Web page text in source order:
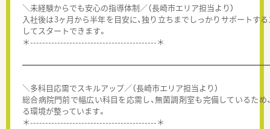
＼未経験からでも安心の指導体制／（長崎市エリア担当より）
入社後は3ヶ月から半年を目安に、独り立ちまでしっかりサポートす
してスタートできます。
＊------------------------------------------＊
＼多科目応需でスキルアップ／（長崎市エリア担当より）
総合病院門前で幅広い科目を応需し、無菌調剤室も完備しているため
る環境が整っています。
＊------------------------------------------＊